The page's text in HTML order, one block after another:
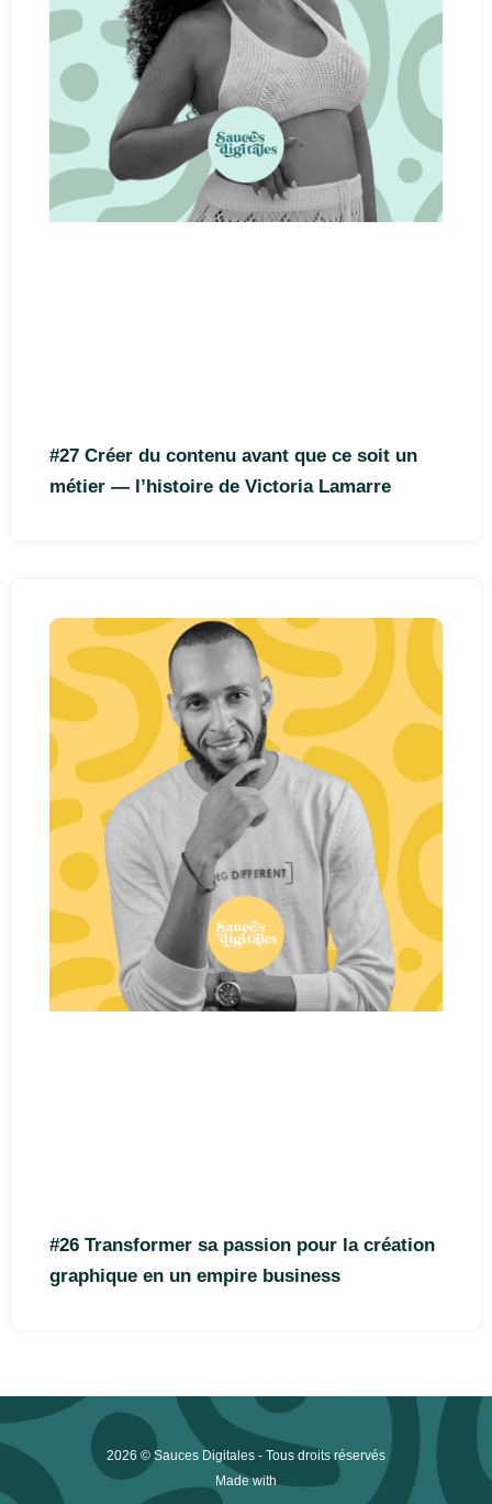
#27 Créer du contenu avant que ce soit un
métier — l’histoire de Victoria Lamarre
#26 Transformer sa passion pour la création
graphique en un empire business
2026 © Sauces Digitales - Tous droits réservés
Made with